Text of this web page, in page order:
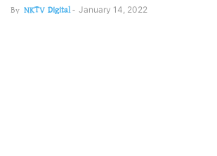
By NKTV Digital- January 14, 2022